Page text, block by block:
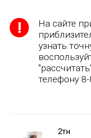
На сайте
узнать
телефону
2тн